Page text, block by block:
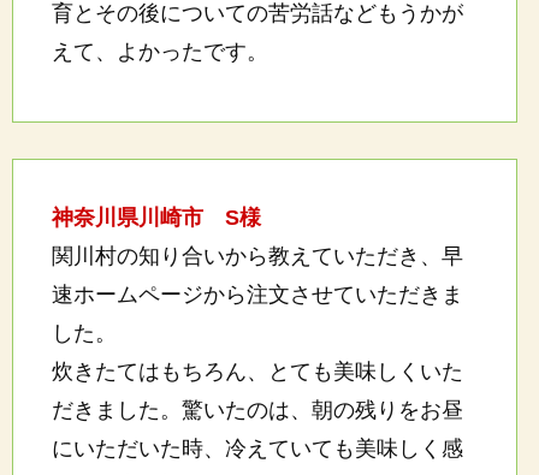
育とその後についての苦労話などもうかが
えて、よかったです。
神奈川県川崎市 S様
関川村の知り合いから教えていただき、早
速ホームページから注文させていただきま
した。
炊きたてはもちろん、とても美味しくいた
だきました。驚いたのは、朝の残りをお昼
にいただいた時、冷えていても美味しく感